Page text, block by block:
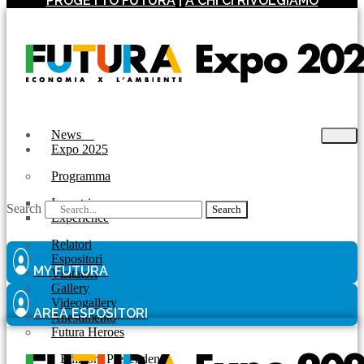
News
Expo 2025
Programma
Incontri
Experience
Relatori
Espositori
Visitatori
Gallery
Videogallery
Allestimento
Futura Heroes
| Edizioni Precendenti
Search Search
MY FUTURA
AREA ESPOSITORI